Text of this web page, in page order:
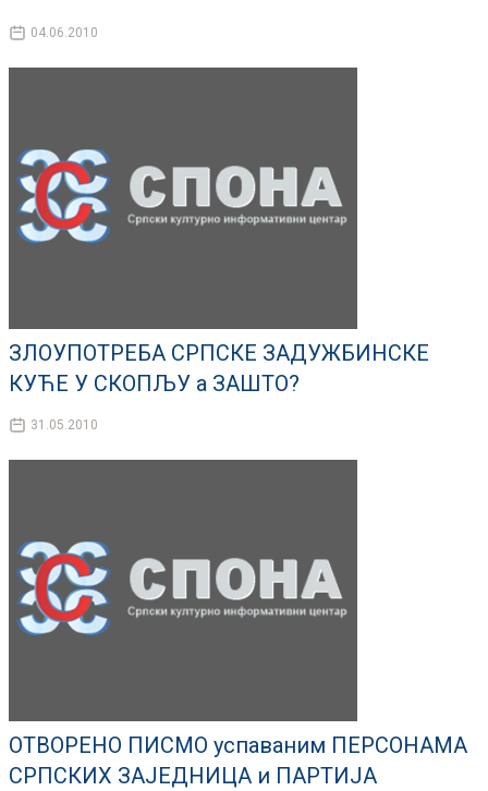
04.06.2010
ЗЛОУПОТРЕБА СРПСКЕ ЗАДУЖБИНСКЕ
КУЋЕ У СКОПЉУ а ЗАШТО?
31.05.2010
ОТВОРЕНО ПИСМО успаваним ПЕРСОНАМА
СРПСКИХ ЗАЈЕДНИЦА и ПАРТИЈА